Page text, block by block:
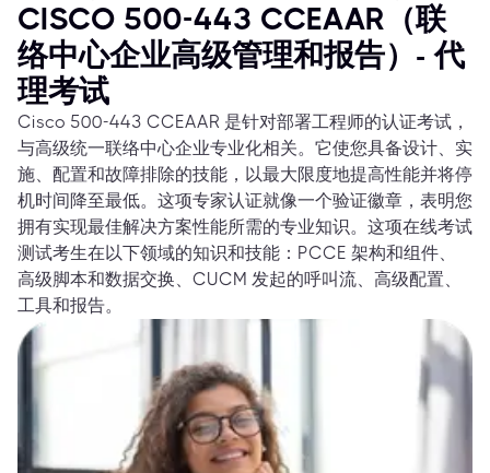
CISCO 500-443 CCEAAR（联
络中心企业高级管理和报告）- 代
理考试
Cisco 500-443 CCEAAR 是针对部署工程师的认证考试，
与高级统一联络中心企业专业化相关。它使您具备设计、实
施、配置和故障排除的技能，以最大限度地提高性能并将停
机时间降至最低。这项专家认证就像一个验证徽章，表明您
拥有实现最佳解决方案性能所需的专业知识。这项在线考试
测试考生在以下领域的知识和技能：PCCE 架构和组件、
高级脚本和数据交换、CUCM 发起的呼叫流、高级配置、
工具和报告。